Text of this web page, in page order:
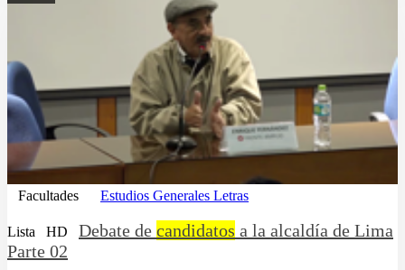
Facultades Estudios Generales Letras
Lista HD Debate de candidatos a la alcaldía de Lima
Parte 02